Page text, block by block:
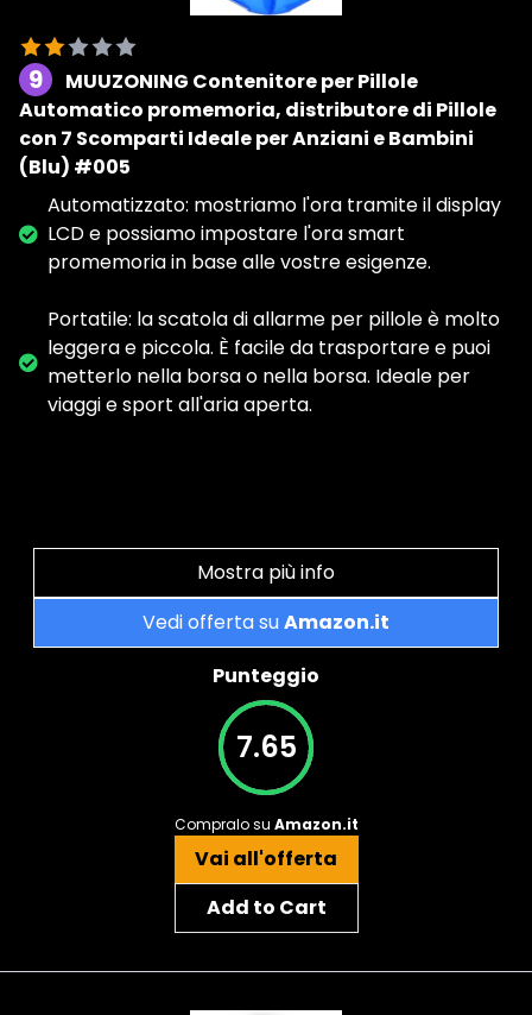
9
MUUZONING Contenitore per Pillole
Automatico promemoria, distributore di Pillole
con 7 Scomparti Ideale per Anziani e Bambini
(Blu) #005
Automatizzato: mostriamo l'ora tramite il display
LCD e possiamo impostare l'ora smart
promemoria in base alle vostre esigenze.
Portatile: la scatola di allarme per pillole è molto
leggera e piccola. È facile da trasportare e puoi
metterlo nella borsa o nella borsa. Ideale per
viaggi e sport all'aria aperta.
Mostra più info
Vedi offerta suAmazon.it
Punteggio
7.65
Compralo su Amazon.it
Vai all'offerta
Add to Cart